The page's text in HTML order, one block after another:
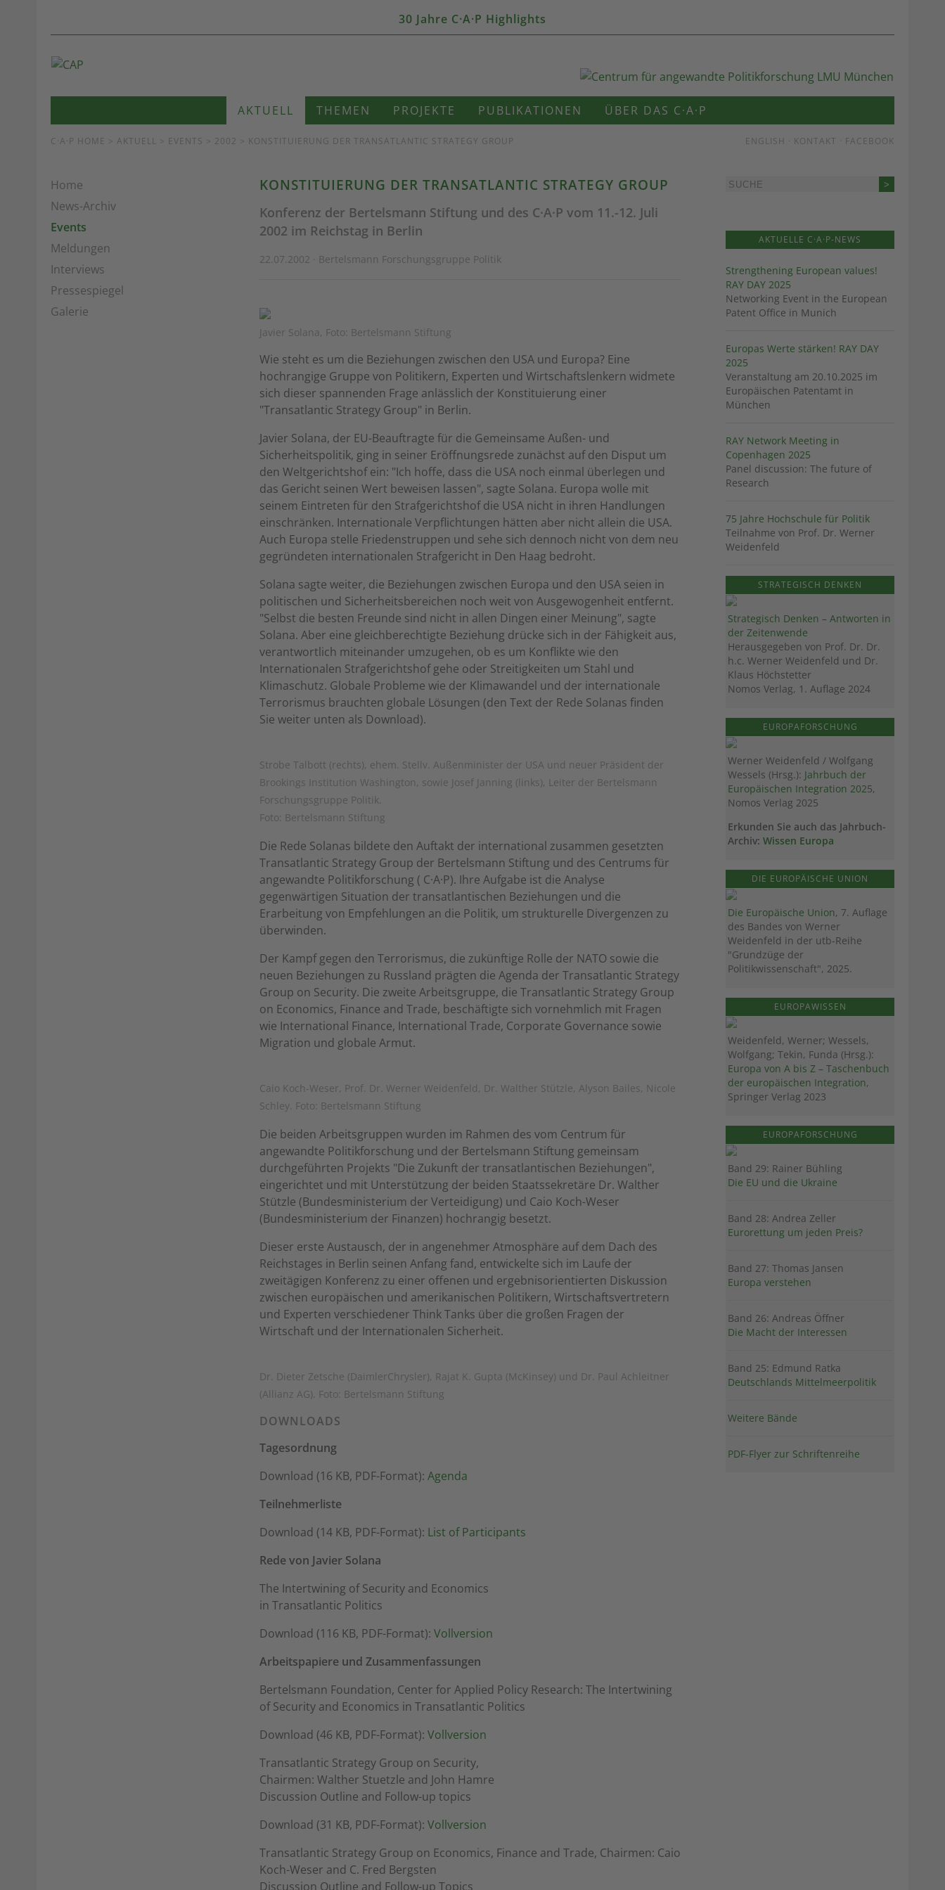
30 Jahre C·A·P Highlights
AKTUELL THEMEN PROJEKTE PUBLIKATIONEN ÜBER DAS C·A·P
C·A·P HOME > AKTUELL > EVENTS > 2002 > KONSTITUIERUNG DER TRANSATLANTIC STRATEGY GROUP ENGLISH · KONTAKT · FACEBOOK
Home
News-Archiv
Events
Meldungen
Interviews
Pressespiegel
Galerie
KONSTITUIERUNG DER TRANSATLANTIC STRATEGY GROUP
Konferenz der Bertelsmann Stiftung und des C·A·P vom 11.-12. Juli
2002 im Reichstag in Berlin
22.07.2002 · Bertelsmann Forschungsgruppe Politik
Javier Solana, Foto: Bertelsmann Stiftung
Wie steht es um die Beziehungen zwischen den USA und Europa? Eine
hochrangige Gruppe von Politikern, Experten und Wirtschaftslenkern widmete
sich dieser spannenden Frage anlässlich der Konstituierung einer
"Transatlantic Strategy Group" in Berlin.
Javier Solana, der EU-Beauftragte für die Gemeinsame Außen- und
Sicherheitspolitik, ging in seiner Eröffnungsrede zunächst auf den Disput um
den Weltgerichtshof ein: "Ich hoffe, dass die USA noch einmal überlegen und
das Gericht seinen Wert beweisen lassen", sagte Solana. Europa wolle mit
seinem Eintreten für den Strafgerichtshof die USA nicht in ihren Handlungen
einschränken. Internationale Verpflichtungen hätten aber nicht allein die USA.
Auch Europa stelle Friedenstruppen und sehe sich dennoch nicht von dem neu
gegründeten internationalen Strafgericht in Den Haag bedroht.
Solana sagte weiter, die Beziehungen zwischen Europa und den USA seien in
politischen und Sicherheitsbereichen noch weit von Ausgewogenheit entfernt.
"Selbst die besten Freunde sind nicht in allen Dingen einer Meinung", sagte
Solana. Aber eine gleichberechtigte Beziehung drücke sich in der Fähigkeit aus,
verantwortlich miteinander umzugehen, ob es um Konflikte wie den
Internationalen Strafgerichtshof gehe oder Streitigkeiten um Stahl und
Klimaschutz. Globale Probleme wie der Klimawandel und der internationale
Terrorismus brauchten globale Lösungen (den Text der Rede Solanas finden
Sie weiter unten als Download).
Strobe Talbott (rechts), ehem. Stellv. Außenminister der USA und neuer Präsident der
Brookings Institution Washington, sowie Josef Janning (links), Leiter der Bertelsmann
Forschungsgruppe Politik.
Foto: Bertelsmann Stiftung
Die Rede Solanas bildete den Auftakt der international zusammen gesetzten
Transatlantic Strategy Group der Bertelsmann Stiftung und des Centrums für
angewandte Politikforschung ( C·A·P). Ihre Aufgabe ist die Analyse
gegenwärtigen Situation der transatlantischen Beziehungen und die
Erarbeitung von Empfehlungen an die Politik, um strukturelle Divergenzen zu
überwinden.
Der Kampf gegen den Terrorismus, die zukünftige Rolle der NATO sowie die
neuen Beziehungen zu Russland prägten die Agenda der Transatlantic Strategy
Group on Security. Die zweite Arbeitsgruppe, die Transatlantic Strategy Group
on Economics, Finance and Trade, beschäftigte sich vornehmlich mit Fragen
wie International Finance, International Trade, Corporate Governance sowie
Migration und globale Armut.
Caio Koch-Weser, Prof. Dr. Werner Weidenfeld, Dr. Walther Stützle, Alyson Bailes, Nicole
Schley. Foto: Bertelsmann Stiftung
Die beiden Arbeitsgruppen wurden im Rahmen des vom Centrum für
angewandte Politikforschung und der Bertelsmann Stiftung gemeinsam
durchgeführten Projekts "Die Zukunft der transatlantischen Beziehungen",
eingerichtet und mit Unterstützung der beiden Staatssekretäre Dr. Walther
Stützle (Bundesministerium der Verteidigung) und Caio Koch-Weser
(Bundesministerium der Finanzen) hochrangig besetzt.
Dieser erste Austausch, der in angenehmer Atmosphäre auf dem Dach des
Reichstages in Berlin seinen Anfang fand, entwickelte sich im Laufe der
zweitägigen Konferenz zu einer offenen und ergebnisorientierten Diskussion
zwischen europäischen und amerikanischen Politikern, Wirtschaftsvertretern
und Experten verschiedener Think Tanks über die großen Fragen der
Wirtschaft und der Internationalen Sicherheit.
Dr. Dieter Zetsche (DaimlerChrysler), Rajat K. Gupta (McKinsey) und Dr. Paul Achleitner
(Allianz AG). Foto: Bertelsmann Stiftung
DOWNLOADS
Tagesordnung
Download (16 KB, PDF-Format): Agenda
Teilnehmerliste
Download (14 KB, PDF-Format): List of Participants
Rede von Javier Solana
The Intertwining of Security and Economics
in Transatlantic Politics
Download (116 KB, PDF-Format): Vollversion
Arbeitspapiere und Zusammenfassungen
Bertelsmann Foundation, Center for Applied Policy Research: The Intertwining
of Security and Economics in Transatlantic Politics
Download (46 KB, PDF-Format): Vollversion
Transatlantic Strategy Group on Security,
Chairmen: Walther Stuetzle and John Hamre
Discussion Outline and Follow-up topics
Download (31 KB, PDF-Format): Vollversion
Transatlantic Strategy Group on Economics, Finance and Trade, Chairmen: Caio
Koch-Weser and C. Fred Bergsten
Discussion Outline and Follow-up Topics
AKTUELLE C·A·P-NEWS
Strengthening European values!
RAY DAY 2025
Networking Event in the European
Patent Office in Munich
Europas Werte stärken! RAY DAY
2025
Veranstaltung am 20.10.2025 im
Europäischen Patentamt in
München
RAY Network Meeting in
Copenhagen 2025
Panel discussion: The future of
Research
75 Jahre Hochschule für Politik
Teilnahme von Prof. Dr. Werner
Weidenfeld
STRATEGISCH DENKEN
Strategisch Denken – Antworten in
der Zeitenwende
Herausgegeben von Prof. Dr. Dr.
h.c. Werner Weidenfeld und Dr.
Klaus Höchstetter
Nomos Verlag, 1. Auflage 2024
EUROPAFORSCHUNG
Werner Weidenfeld / Wolfgang
Wessels (Hrsg.): Jahrbuch der
Europäischen Integration 2025,
Nomos Verlag 2025
Erkunden Sie auch das Jahrbuch-
Archiv: Wissen Europa
DIE EUROPÄISCHE UNION
Die Europäische Union, 7. Auflage
des Bandes von Werner
Weidenfeld in der utb-Reihe
"Grundzüge der
Politikwissenschaft", 2025.
EUROPAWISSEN
Weidenfeld, Werner; Wessels,
Wolfgang; Tekin, Funda (Hrsg.):
Europa von A bis Z – Taschenbuch
der europäischen Integration,
Springer Verlag 2023
EUROPAFORSCHUNG
Band 29: Rainer Bühling
Die EU und die Ukraine
Band 28: Andrea Zeller
Eurorettung um jeden Preis?
Band 27: Thomas Jansen
Europa verstehen
Band 26: Andreas Öffner
Die Macht der Interessen
Band 25: Edmund Ratka
Deutschlands Mittelmeerpolitik
Weitere Bände
PDF-Flyer zur Schriftenreihe